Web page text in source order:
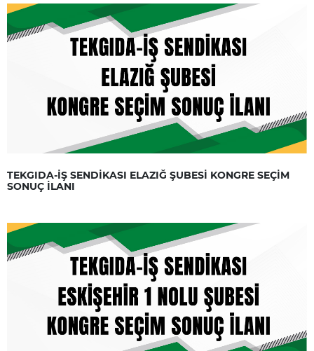
TEKGIDA-İŞ SENDİKASI ELAZIĞ ŞUBESİ KONGRE SEÇİM
SONUÇ İLANI